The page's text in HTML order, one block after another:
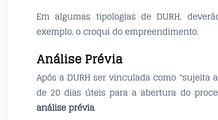
Em algumas tipologias de DURH,
exemplo, o croqui do empreendimento.
Análise Prévia
Após a DURH ser vinculada como
de 20 dias úteis para a abertura do
análise prévia.